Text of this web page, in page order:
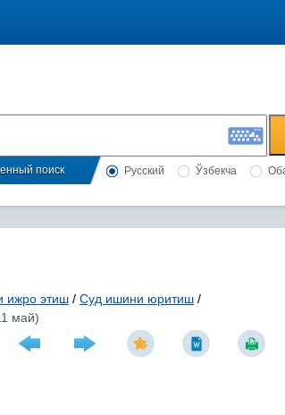
поиск Русский Ўзбекча
ижро этиш / Суд ишини юритиш /
май)